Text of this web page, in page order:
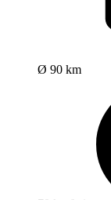
Ø 90 km